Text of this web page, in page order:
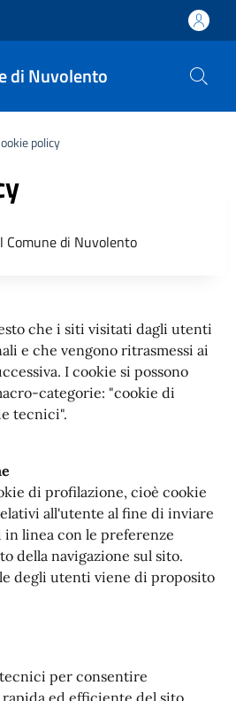
di Nuvolento
policy
di Nuvolento
che i siti visitati dagli utenti
e che vengono ritrasmessi ai
I cookie si possono
categorie: "cookie di
tecnici".
di profilazione, cioè cookie
all'utente al fine di inviare
linea con le preferenze
della navigazione sul sito.
degli utenti viene di proposito
per consentire
ed efficiente del sito